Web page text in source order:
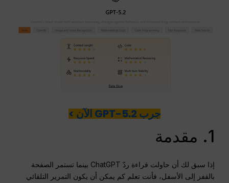
جرب GPT-5.2 الآن >
1. مقدمة
إذا سبق لك أن حاولت قراءة ردّ ChatGPT بينما تستمر الصفحة
بالقفز إلى الأسفل، فأنت تعلم كم يمكن أن يكون التمرير التلقائي